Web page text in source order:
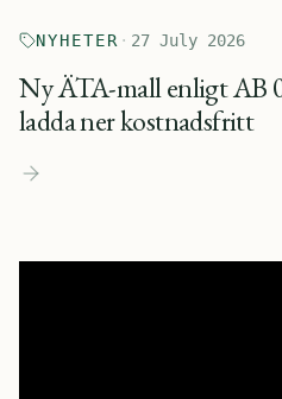
NYHETER · 27 July 2026
Ny ÄTA-mall enligt AB
ladda ner kostnadsfritt